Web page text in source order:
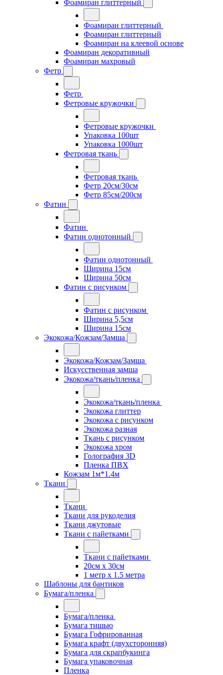
Фоамиран глиттерный
Фоамиран глиттерный
Фоамиран глиттерный
Фоамиран на клеевой основе
Фоамиран декоративный
Фоамиран махровый
Фетр
Фетр
Фетровые кружочки
Фетровые кружочки
Упаковка 100шт
Упаковка 1000шт
Фетровая ткань
Фетровая ткань
Фетр 20см/30см
Фетр 85см/200см
Фатин
Фатин
Фатин однотонный
Фатин однотонный
Ширина 15см
Ширина 50см
Фатин с рисунком
Фатин с рисунком
Ширина 5,5см
Ширина 15см
Экокожа/Кожзам/Замша
Экокожа/Кожзам/Замша
Искусственная замша
Экокожа/ткань/пленка
Экокожа/ткань/пленка
Экокожа глиттер
Экокожа с рисунком
Экокожа разная
Ткань с рисунком
Экокожа хром
Голография 3D
Пленка ПВХ
Кожзам 1м*1.4м
Ткани
Ткани
Ткани для рукоделия
Ткани джутовые
Ткани с пайетками
Ткани с пайетками
20см х 30см
1 метр х 1.5 метра
Шаблоны для бантиков
Бумага/пленка
Бумага/пленка
Бумага тишью
Бумага Гофрированная
Бумага крафт (двухсторонняя)
Бумага для скрапбукинга
Бумага упаковочная
Пленка